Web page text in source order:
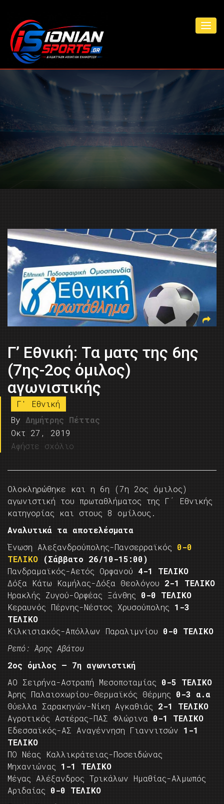
Γ’ Εθνική: Τα ματς της 6ης
(7ης-2ος όμιλος)
αγωνιστικής
Γ' Εθνική
By Δημήτρης Πέττας
Οκτ 27, 2019
Αφήστε σχόλιο
Ολοκληρώθηκε και η 6η (7η 2ος όμιλος)
αγωνιστική του πρωταθλήματος της Γ΄ Εθνικής
κατηγορίας και στους 8 ομίλους.
Αναλυτικά τα αποτελέσματα
Ένωση Αλεξανδρούπολης-Πανσερραϊκός 0-0
ΤΕΛΙΚΟ
(Σάββατο 26/10-15:00)
Πανδραμαϊκός-Αετός Ορφανού 4-1 ΤΕΛΙΚΟ
Δόξα Κάτω Καμήλας-Δόξα Θεολόγου 2-1 ΤΕΛΙΚΟ
Ηρακλής Ζυγού-Ορφέας Ξάνθης 0-0 ΤΕΛΙΚΟ
Κεραυνός Πέρνης-Νέστος Χρυσούπολης 1-3
ΤΕΛΙΚΟ
Κιλκισιακός-Απόλλων Παραλιμνίου 0-0 ΤΕΛΙΚΟ
Ρεπό: Άρης Αβάτου
2ος όμιλος – 7η αγωνιστική
ΑΟ Σειρήνα-Αστραπή Μεσοποταμίας 0-5 ΤΕΛΙΚΟ
Άρης Παλαιοχωρίου-Θερμαϊκός Θέρμης 0-3 α.α
Θύελλα Σαρακηνών-Νίκη Αγκαθιάς 2-1 ΤΕΛΙΚΟ
Αγροτικός Αστέρας-ΠΑΣ Φλώρινα 0-1 ΤΕΛΙΚΟ
Εδεσσαϊκός-ΑΣ Αναγέννηση Γιαννιτσών 1-1
ΤΕΛΙΚΟ
ΠΟ Νέας Καλλικράτειας-Ποσειδώνας
Μηχανιώνας 1-1 ΤΕΛΙΚΟ
Μέγας Αλέξανδρος Τρικάλων Ημαθίας-Αλμωπός
Αριδαίας 0-0 ΤΕΛΙΚΟ